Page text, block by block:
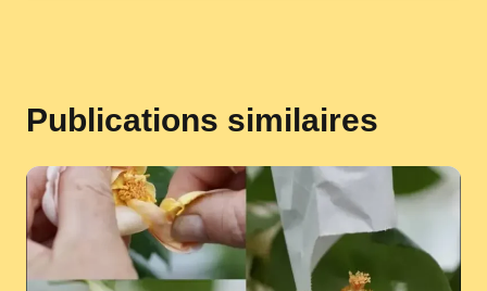
Publications similaires